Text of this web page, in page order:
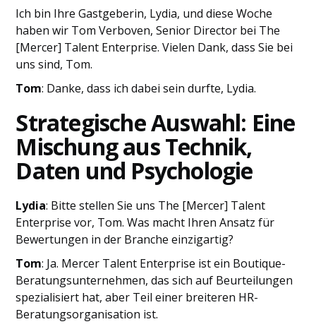
Ich bin Ihre Gastgeberin, Lydia, und diese Woche
haben wir Tom Verboven, Senior Director bei The
[Mercer] Talent Enterprise. Vielen Dank, dass Sie bei
uns sind, Tom.
Tom: Danke, dass ich dabei sein durfte, Lydia.
Strategische Auswahl: Eine
Mischung aus Technik,
Daten und Psychologie
Lydia: Bitte stellen Sie uns The [Mercer] Talent
Enterprise vor, Tom. Was macht Ihren Ansatz für
Bewertungen in der Branche einzigartig?
Tom: Ja. Mercer Talent Enterprise ist ein Boutique-
Beratungsunternehmen, das sich auf Beurteilungen
spezialisiert hat, aber Teil einer breiteren HR-
Beratungsorganisation ist.